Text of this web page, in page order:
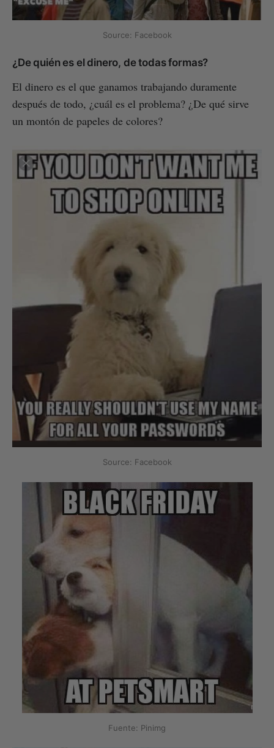
Source: Facebook
¿De quién es el dinero, de todas formas?
El dinero es el que ganamos trabajando duramente
después de todo, ¿cuál es el problema? ¿De qué sirve
un montón de papeles de colores?
Source: Facebook
Fuente: Pinimg